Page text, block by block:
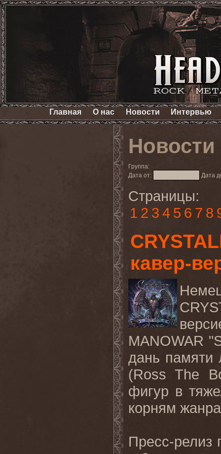
Главная О нас Новости Интервью
Новости
Группа:
Дата от:
Дата
Страницы:
1 2 3 4 5 6 7 8
кавер-
MANOWAR
дань памяти
(Ross The
фигур в
корням
Пресс-релиз